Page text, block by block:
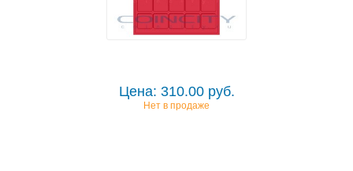
Цена: 310.00 руб.
Нет в продаже